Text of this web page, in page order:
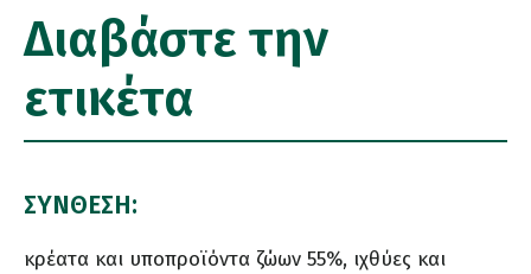
Διαβάστε την
ετικέτα
ΣΥΝΘΕΣΗ:
κρέατα και υποπροϊόντα ζώων 55%, ιχθύες και